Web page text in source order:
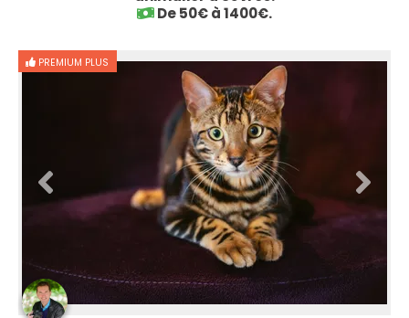
De 50€ à 1400€.
PREMIUM PLUS